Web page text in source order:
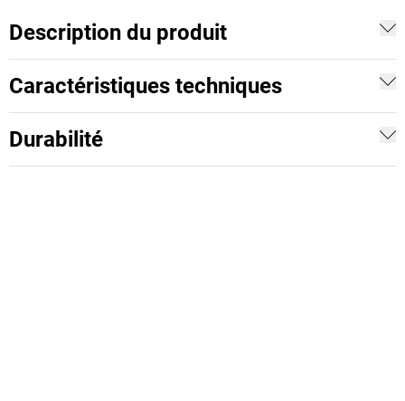
Description du produit
Caractéristiques techniques
Durabilité